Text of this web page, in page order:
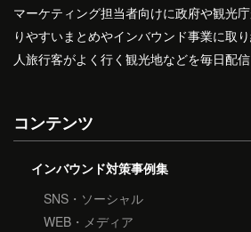
マーケティング担当者向けに政府や観光
りやすいまとめやインバウンド事業に取
人旅行客がよく行く観光地などを毎日配信
コンテンツ
インバウンド対策事例集
SNS・ソーシャル
WEB・メディア